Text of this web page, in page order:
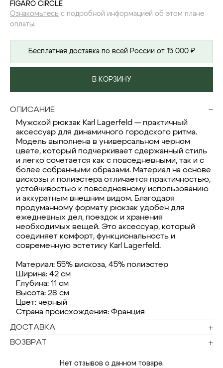
FIGARO CIRCLE
Ознакомьтесь с подробной информацией об этом плане
оплаты.
Бесплатная доставка по всей России от 15 000 ₽
В КОРЗИНУ
ОПИСАНИЕ
Мужской рюкзак Karl Lagerfeld — практичный
аксессуар для динамичного городского ритма.
Модель выполнена в универсальном черном
цвете, который подчеркивает сдержанный стиль
и легко сочетается как с повседневными, так и с
более собранными образами. Материал на основе
вискозы и полиэстера отличается практичностью,
устойчивостью к повседневному использованию
и аккуратным внешним видом. Благодаря
продуманному формату рюкзак удобен для
ежедневных дел, поездок и хранения
необходимых вещей. Это аксессуар, который
соединяет комфорт, функциональность и
современную эстетику Karl Lagerfeld.
Материал: 55% вискоза, 45% полиэстер
Ширина: 42 см
Глубина: 11 см
Высота: 28 см
Цвет: черный
Страна происхождения: Франция
ДОСТАВКА
ВОЗВРАТ
Нет отзывов о данном товаре.